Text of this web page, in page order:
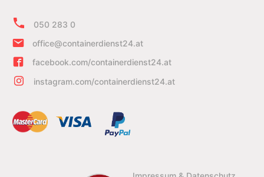
050 283 0
office@containerdienst24.at
facebook.com/containerdienst24.at
instagram.com/containerdienst24.at